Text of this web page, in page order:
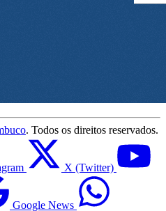
. Todos os direitos reservados.
X (Twitter)
Google News